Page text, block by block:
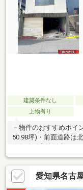
建築条件なし
上物有り
－物件のおすすめポイ
50.98坪)・前面道路は
務店等で建築可能・周
た設計が可能※仮測量
は仮測量図面を元に作
測量面積・寸周り間は
愛知県名古